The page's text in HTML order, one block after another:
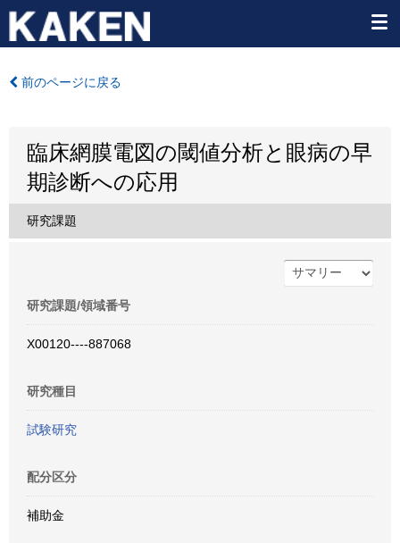
前のページに戻る
臨床網膜電図の閾値分析と眼病の早
期診断への応用
研究課題
研究課題/領域番号
X00120----887068
研究種目
試験研究
配分区分
補助金